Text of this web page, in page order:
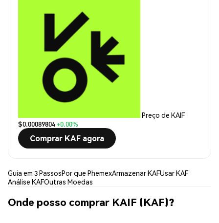
Preço de KAIF
$0.00089804+0.00%
Comprar KAF agora
Guia em 3 PassosPor que PhemexArmazenar KAFUsar KAF
Análise KAFOutras Moedas
Onde posso comprar KAIF (KAF)?